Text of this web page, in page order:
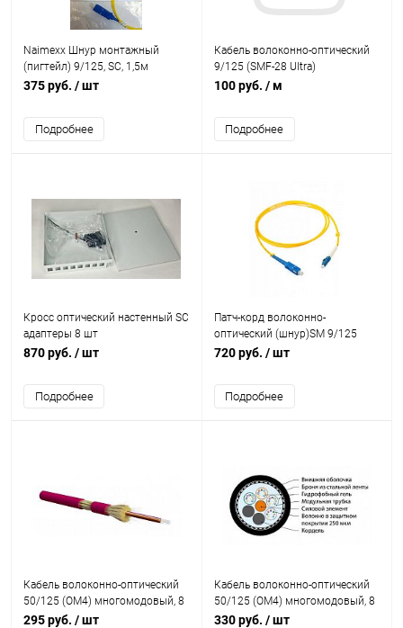
Naimexx Шнур монтажный
(пигтейл) 9/125, SC, 1,5м
375 руб. / шт
Подробнее
Кабель волоконно-оптический
9/125 (SMF-28 Ultra)
одномодовый, 8 волокон, для
нг(А)-HF
100 руб. / м
Подробнее
Кросс оптический настенный SC
адаптеры 8 шт
870 руб. / шт
Подробнее
Патч-корд волоконно-
оптический (шнур)SM 9/125
(OS2)LC/UPC-SC/UPC duplex
720 руб. / шт
Подробнее
Кабель волоконно-оптический
50/125 (OM4) многомодовый, 8
волокон Hyperline, для
295 руб. / шт
Кабель волоконно-оптический
50/125 (OM4) многомодовый, 8
волокон, уличный
330 руб. / шт